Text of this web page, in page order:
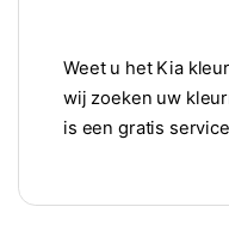
Weet u het Kia
wij zoeken uw
is een gratis